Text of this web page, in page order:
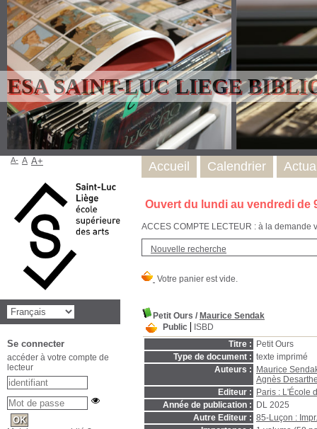
ESA SAINT-LUC LIEGE
Ouvert du lundi au vendredi de
ACCES COMPTE LECTEUR : à la
Nouvelle recherche
Petit Ours / Maurice Sendak
Public
ISBD
Titre :
Petit Ours
Type de document : texte imprimé
Auteurs :
Maurice
Agnès
Editeur :
Paris : L'École
Année de publication :
DL 2025
Autre Editeur : 85-Luçon :
Accueil Calendrier
A- A A+
Se connecter
accéder à votre compte de
lecteur